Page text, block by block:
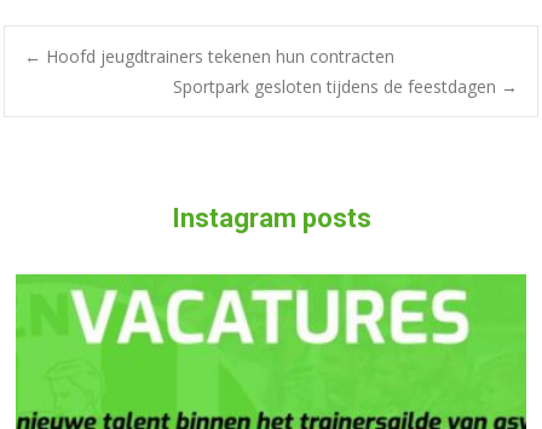
← Hoofd jeugdtrainers tekenen hun contracten
Sportpark gesloten tijdens de feestdagen →
Instagram posts